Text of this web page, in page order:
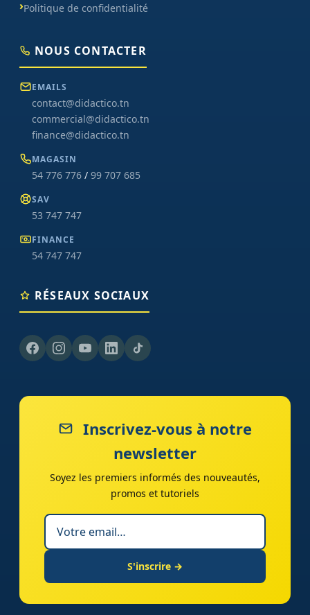
Politique de confidentialité
NOUS CONTACTER
EMAILS
contact@didactico.tn
commercial@didactico.tn
finance@didactico.tn
MAGASIN
54 776 776 / 99 707 685
SAV
53 747 747
FINANCE
54 747 747
RÉSEAUX SOCIAUX
Inscrivez-vous à notre
newsletter
Soyez les premiers informés des nouveautés,
promos et tutoriels
S'inscrire →